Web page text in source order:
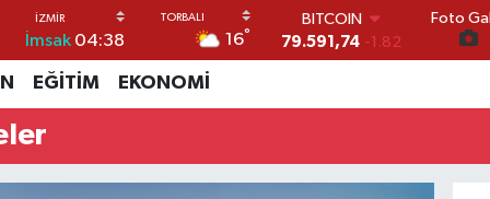
İmsak 04:38 16°
BITCOIN
79.591,74 -1.82
DOLAR
EURO
61,60380 0.18
Foto
EĞİTİM EKONOMİ